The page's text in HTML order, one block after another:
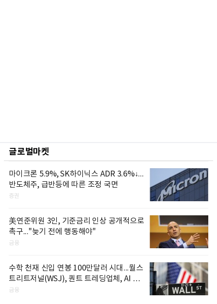
글로벌마켓
마이크론 5.9%, SK하이닉스 ADR 3.6%↓...
반도체주, 급반등에 따른 조정 국면
증권
美연준위원 3인, 기준금리 인상 공개적으로
촉구..."늦기 전에 행동해야"
금융
수학 천재 신입 연봉 100만달러 시대...월스
트리트저널(WSJ), 퀀트 트레딩업체, AI 기
업들 인재 확보 경쟁
금융